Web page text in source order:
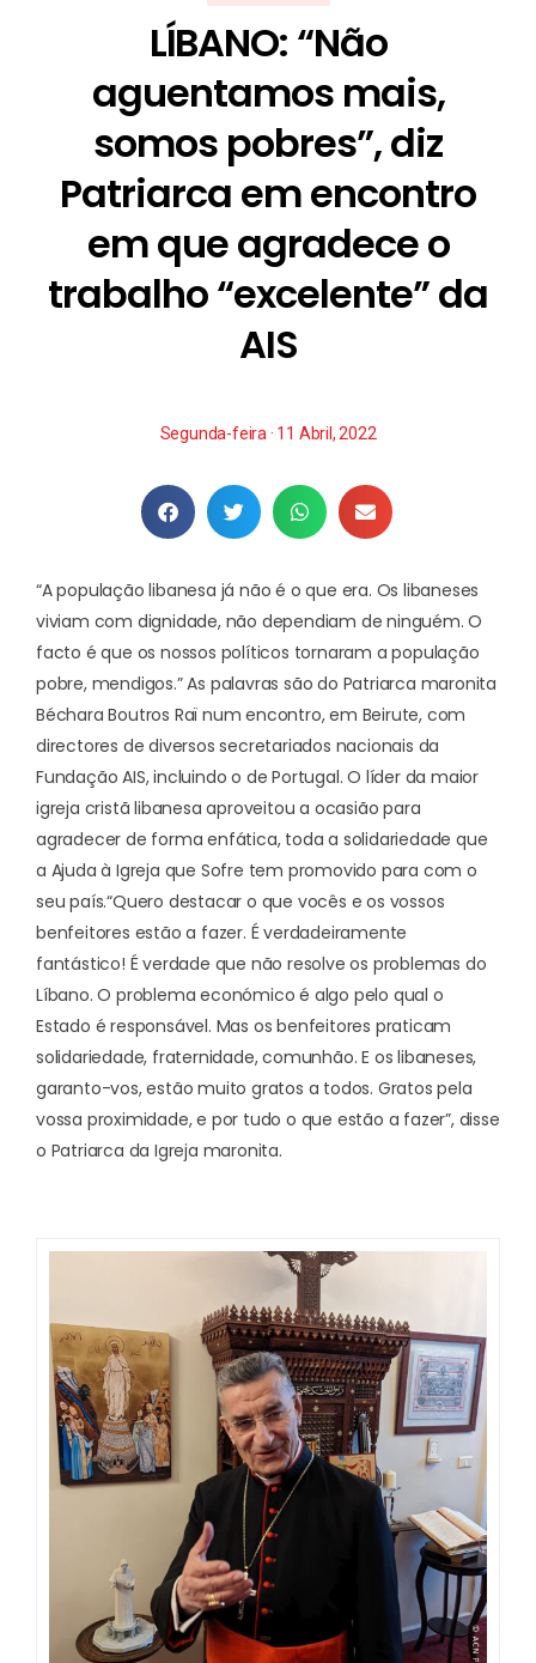
LÍBANO: “Não
aguentamos mais,
somos pobres”, diz
Patriarca em encontro
em que agradece o
trabalho “excelente” da
AIS
Segunda-feira · 11 Abril, 2022
“A população libanesa já não é o que era. Os libaneses
viviam com dignidade, não dependiam de ninguém. O
facto é que os nossos políticos tornaram a população
pobre, mendigos.” As palavras são do Patriarca maronita
Béchara Boutros Raï num encontro, em Beirute, com
directores de diversos secretariados nacionais da
Fundação AIS, incluindo o de Portugal. O líder da maior
igreja cristã libanesa aproveitou a ocasião para
agradecer de forma enfática, toda a solidariedade que
a Ajuda à Igreja que Sofre tem promovido para com o
seu país.“Quero destacar o que vocês e os vossos
benfeitores estão a fazer. É verdadeiramente
fantástico! É verdade que não resolve os problemas do
Líbano. O problema económico é algo pelo qual o
Estado é responsável. Mas os benfeitores praticam
solidariedade, fraternidade, comunhão. E os libaneses,
garanto-vos, estão muito gratos a todos. Gratos pela
vossa proximidade, e por tudo o que estão a fazer”, disse
o Patriarca da Igreja maronita.